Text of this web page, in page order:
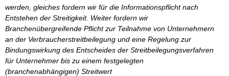
werden, gleiches fordern wir für die Informationspflicht nach
Entstehen der Streitigkeit. Weiter fordern wir
Branchenübergreifende Pflicht zur Teilnahme von Unternehmern
an der Verbraucherstreitbeilegung und eine Regelung zur
Bindungswirkung des Entscheides der Streitbeilegungsverfahren
für Unternehmer bis zu einem festgelegten
(branchenabhängigen) Streitwert